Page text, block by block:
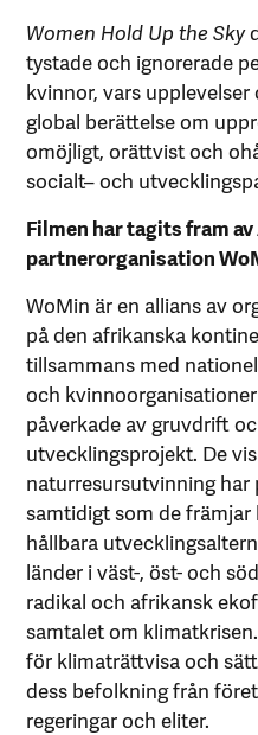
Women Hold Up the Sky
tystade och ignorerade
kvinnor, vars
global berättelse om
omöjligt, orättvist och
socialt– och
Filmen har tagits fram
partnerorganisation
WoMin är en allians av
på den afrikanska
tillsammans med
och
påverkade av gruvdrift
utvecklingsprojekt. De
naturresursutvinning har
samtidigt som de
hållbara
länder i väst-, öst- och
radikal och afrikansk
samtalet om
för klimaträttvisa och
dess befolkning från
regeringar och eliter.